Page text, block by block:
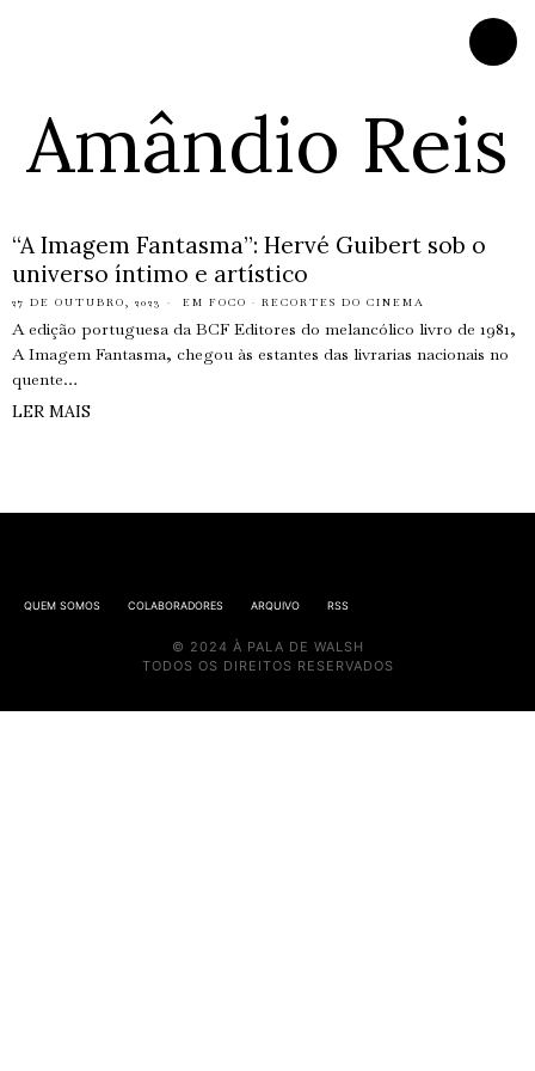
Amândio Reis
“A Imagem Fantasma”: Hervé Guibert sob o
universo íntimo e artístico
27 DE OUTUBRO, 2023 EM FOCO · RECORTES DO CINEMA
A edição portuguesa da BCF Editores do melancólico livro de 1981,
A Imagem Fantasma, chegou às estantes das livrarias nacionais no
quente…
LER MAIS
QUEM SOMOS COLABORADORES ARQUIVO RSS
© 2024 À PALA DE WALSH
TODOS OS DIREITOS RESERVADOS